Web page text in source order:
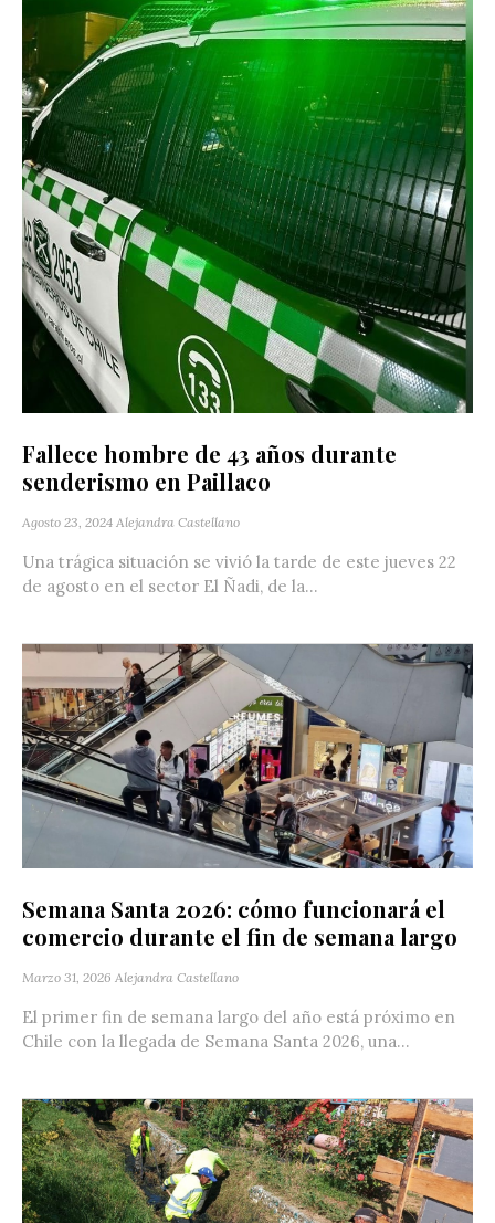
Fallece hombre de 43 años durante
senderismo en Paillaco
Agosto 23, 2024 Alejandra Castellano
Una trágica situación se vivió la tarde de este jueves 22
de agosto en el sector El Ñadi, de la...
Semana Santa 2026: cómo funcionará el
comercio durante el fin de semana largo
Marzo 31, 2026 Alejandra Castellano
El primer fin de semana largo del año está próximo en
Chile con la llegada de Semana Santa 2026, una...